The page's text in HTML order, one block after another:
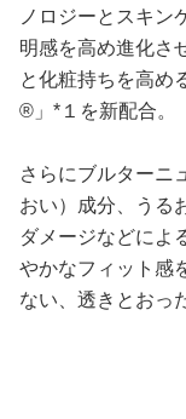
ノロジーとスキン
明感を高め進化さ
と化粧持ちを高め
®」*１を新配合。
さらにブルターニ
おい）成分、うる
ダメージなどによ
やかなフィット感
ない、透きとおっ